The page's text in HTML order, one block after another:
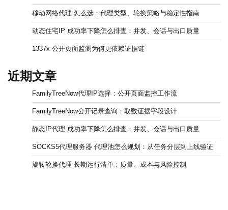
移动网络代理 怎么选：代理类型、轮换策略与稳定性指南
动态住宅IP 成功率下降怎么排查：并发、会话与出口质量
1337x 公开页面监测为何更依赖证据链
近期文章
FamilyTreeNow代理IP选择：公开页面监控工作流
FamilyTreeNow公开记录查询：取数证据字段设计
静态IP代理 成功率下降怎么排查：并发、会话与出口质量
SOCKS5代理服务器 代理池怎么规划：从任务分层到上线验证
旋转轮换代理 长期运行清单：质量、成本与风险控制